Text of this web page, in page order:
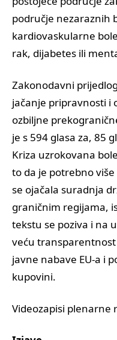
područje nezaraznih
kardiovaskularne
rak, dijabetes ili
Zakonodavni
jačanje pripravnosti i
ozbiljne
je s 594 glasa za, 85
Kriza uzrokovana
to da je potrebno
se ojačala suradnja
graničnim regijama,
tekstu se poziva i na
veću
javne nabave EU-a i
kupovini.
Videozapisi plenarne